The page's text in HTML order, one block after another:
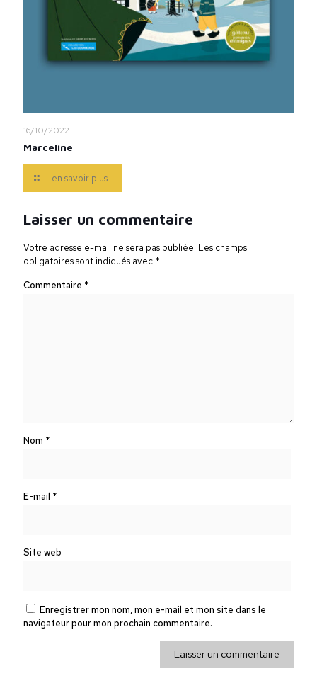
16/10/2022
Marceline
en savoir plus
Laisser un commentaire
Votre adresse e-mail ne sera pas publiée. Les champs
obligatoires sont indiqués avec *
Commentaire *
Nom *
E-mail *
Site web
Enregistrer mon nom, mon e-mail et mon site dans le
navigateur pour mon prochain commentaire.